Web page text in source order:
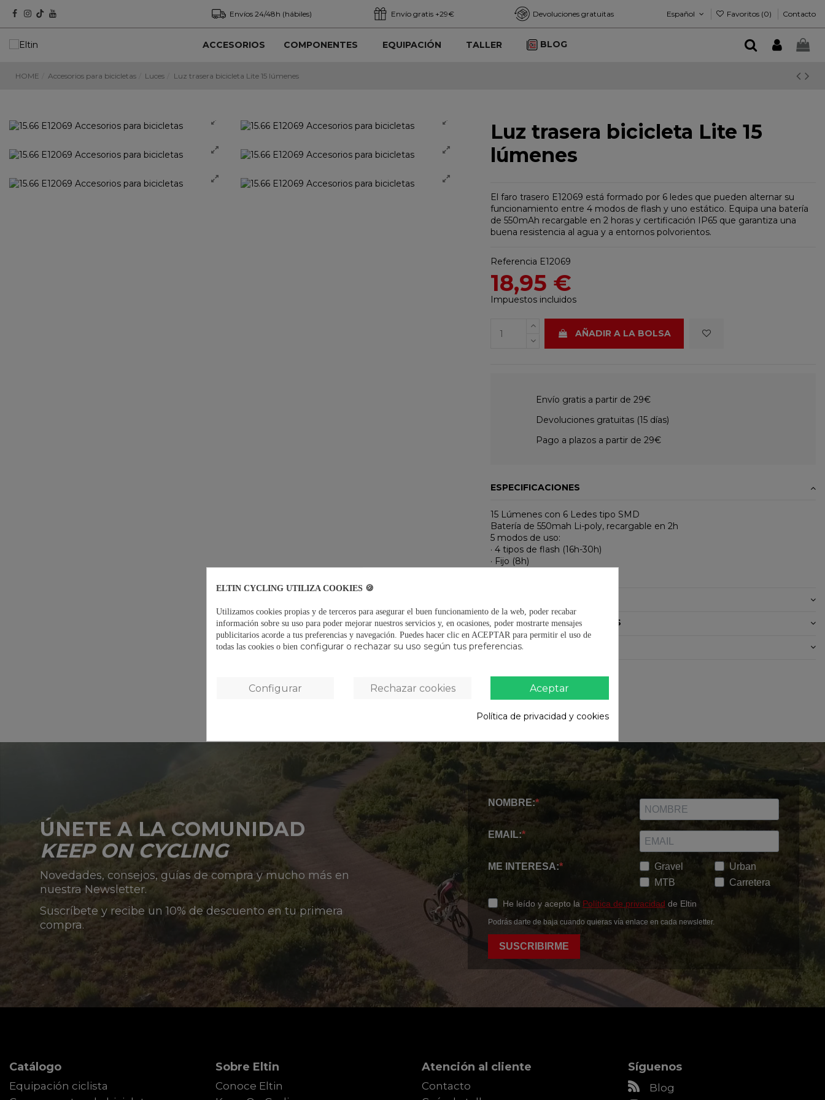
Envíos 24/48h (hábiles) Envío gratis +29€ Devoluciones gratuitas Español Favoritos (0) Contacto
ACCESORIOS COMPONENTES EQUIPACIÓN TALLER BLOG
HOME Accesorios para bicicletas Luces Luz trasera bicicleta Lite 15 lúmenes
Luz trasera bicicleta Lite 15
lúmenes
El faro trasero E12069 está formado por 6 ledes que pueden alternar su
funcionamiento entre 4 modos de flash y uno estático. Equipa una batería
de 550mAh recargable en 2 horas y certificación IP65 que garantiza una
buena resistencia al agua y a entornos polvorientos.
Referencia E12069
18,95 €
Impuestos incluidos
AÑADIR A LA BOLSA
Envío gratis a partir de 29€
Devoluciones gratuitas (15 días)
Pago a plazos a partir de 29€
ESPECIFICACIONES
15 Lúmenes con 6 Ledes tipo SMD
Batería de 550mah Li-poly, recargable en 2h
5 modos de uso:
· 4 tipos de flash (16h-30h)
· Fijo (8h)
CERTIFICADOS / MANUALES
OPINIONES
ÚNETE A LA COMUNIDAD
KEEP ON CYCLING
Novedades, consejos, guías de compra y mucho más en
nuestra Newsletter.
Suscríbete y recibe un 10% de descuento en tu primera
compra.
NOMBRE:
EMAIL:
ME INTERESA:
Gravel
MTB
Urban
Carretera
He leído y acepto la Política de privacidad de Eltin
Podrás darte de baja cuando quieras vía enlace en cada newsletter.
SUSCRIBIRME
Catálogo
Equipación ciclista
Sobre Eltin
Conoce Eltin
Atención al cliente
Contacto
Síguenos
Blog
ELTIN CYCLING UTILIZA COOKIES 🍪
Utilizamos cookies propias y de terceros para asegurar el buen funcionamiento de la web, poder recabar
información sobre su uso para poder mejorar nuestros servicios y, en ocasiones, poder mostrarte mensajes
publicitarios acorde a tus preferencias y navegación. Puedes hacer clic en ACEPTAR para permitir el uso de
todas las cookies o bien configurar o rechazar su uso según tus preferencias.
Aceptar
Rechazar cookies
Configurar
Política de privacidad y cookies